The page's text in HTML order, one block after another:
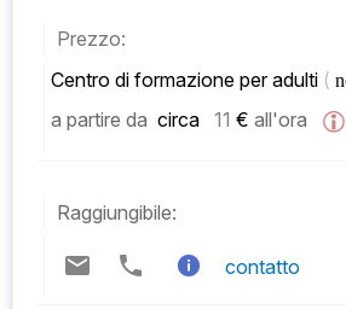
Prezzo:
Centro di formazione per adulti (
a partire da circa 11 € all'ora
Raggiungibile:
contatto